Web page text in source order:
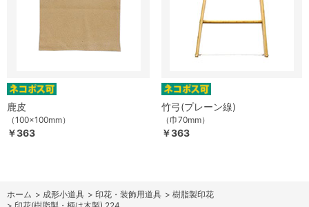
鹿皮
（100×100mm）
￥363
竹弓(プレーン線)
（巾70mm）
￥363
ホーム > 成形小道具 > 印花・装飾用道具 > 樹脂製印花